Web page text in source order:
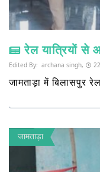
रेल यात्रियों से
Edited By: archana singh,
जामताड़ा में बिलासपुर
जामताड़ा